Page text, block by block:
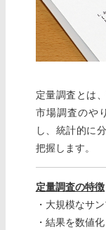
定量調査とは
市場調査のや
し、統計的に
把握します。
定量調査の特徴
・大規模なサ
・結果を数値